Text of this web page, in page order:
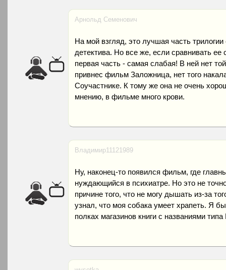
Арнольд Семенович
На мой взгляд, это лучшая часть
детектива. Но все же, если сравнивать
первая часть - самая слабая! В ней нет
привнес фильм Заложница, нет того
Соучастнике. К тому же она не очень
мнению, в фильме много крови.
Владимир11121989
Ну, наконец-то появился фильм, где
нуждающийся в психиатре. Но это не
причине того, что не могу дышать из-за
узнал, что моя собака умеет храпеть. Я
полках магазинов книги с названиями